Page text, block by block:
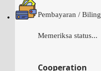
Pembayaran / Biling
Memeriksa status...
Cooperation